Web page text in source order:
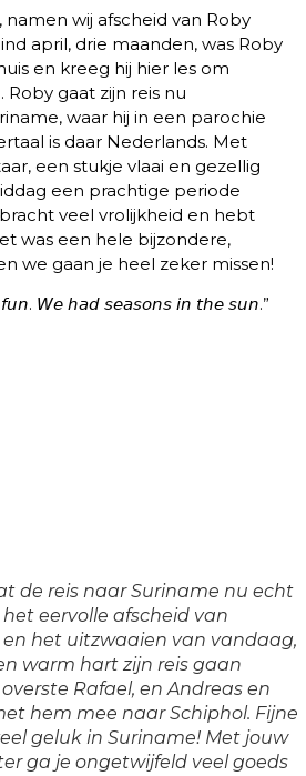
namen wij afscheid van Roby
april, drie maanden, was Roby
en kreeg hij hier les om
gaat zijn reis nu
waar hij in een parochie
is daar Nederlands. Met
een stukje vlaai en gezellig
een prachtige periode
veel vrolijkheid en hebt
was een hele bijzondere,
we gaan je heel zeker missen!
𝘞𝘦 𝘩𝘢𝘥 𝘴𝘦𝘢𝘴𝘰𝘯𝘴 𝘪𝘯 𝘵𝘩𝘦 𝘴𝘶𝘯.”
de reis naar Suriname nu echt
eervolle afscheid van
het uitzwaaien van vandaag,
warm hart zijn reis gaan
Rafael, en Andreas en
hem mee naar Schiphol. Fijne
geluk in Suriname! Met jouw
ga je ongetwijfeld veel goeds